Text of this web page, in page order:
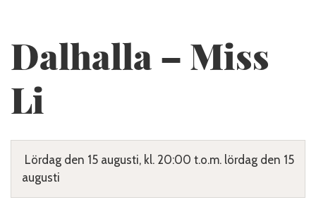
Dalhalla – Miss
Li
Lördag den 15 augusti, kl. 20:00 t.o.m. lördag den 15
augusti